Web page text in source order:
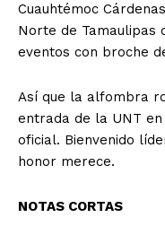
Cuauhtémoc
Norte de Tamaulipas
eventos con broche
Así que la alfombra
entrada de la UNT
oficial. Bienvenido
honor merece.
NOTAS CORTAS